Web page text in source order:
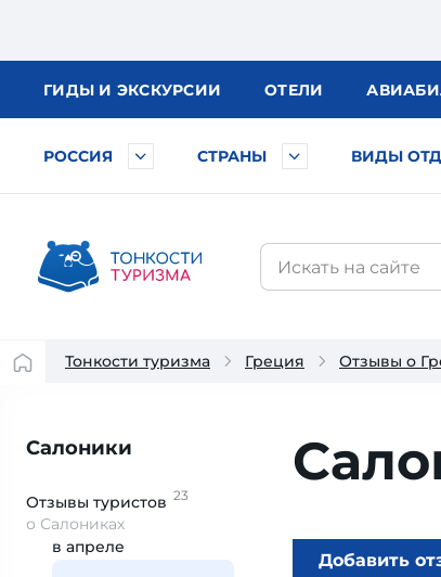
ГИДЫ И ЭКСКУРСИИ ОТЕЛИ АВИА
РОССИЯ СТРАНЫ ВИДЫ
Тонкости туризма Греция Отзывы о
Салоники
Отзывы туристов 23
о Салониках
в апреле
Добавить